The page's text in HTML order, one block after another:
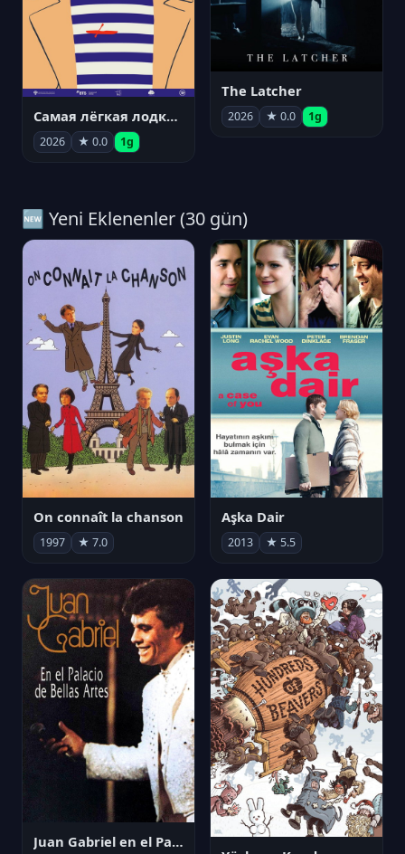
Самая лёгкая лодка в мире
2026 ★ 0.0 1g
The Latcher
2026 ★ 0.0 1g
🆕 Yeni Eklenenler (30 gün)
On connaît la chanson
1997 ★ 7.0
Aşka Dair
2013 ★ 5.5
Juan Gabriel en el Palacio de Bellas Artes